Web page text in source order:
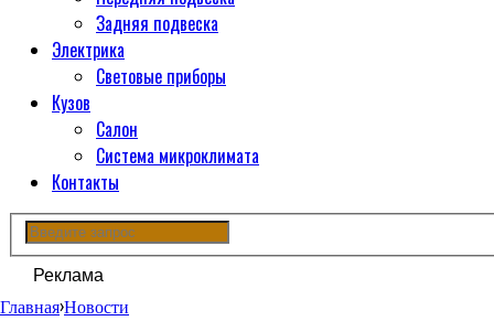
Задняя подвеска
Электрика
Световые приборы
Кузов
Салон
Система микроклимата
Контакты
Реклама
Главная›Новости